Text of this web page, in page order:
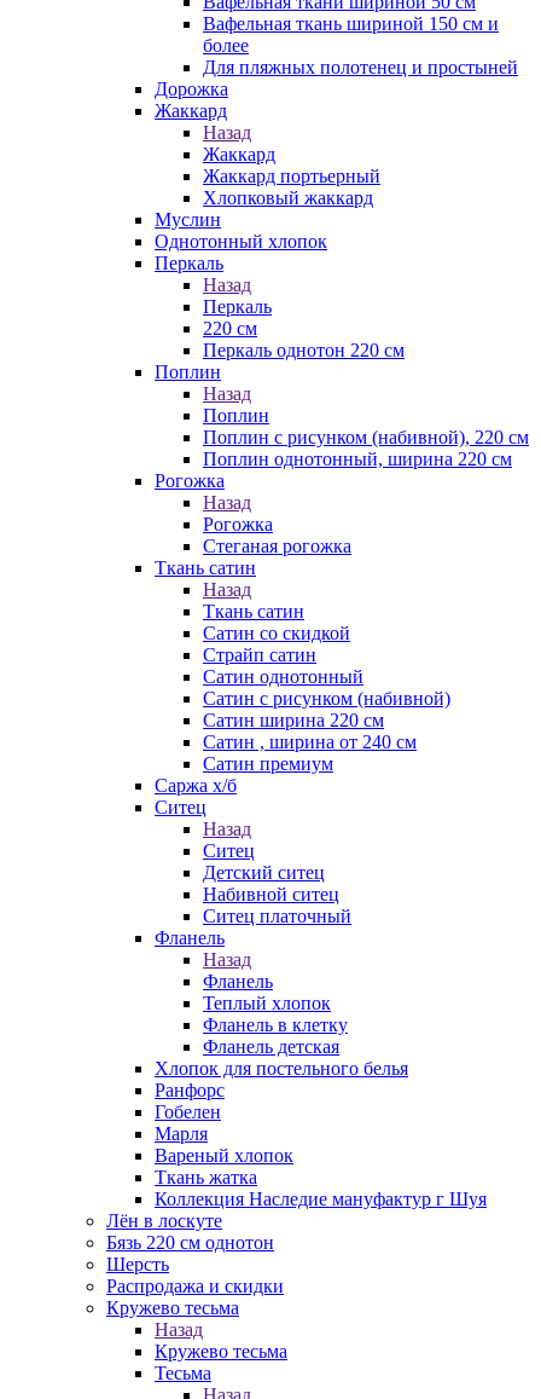
Вафельная ткань шириной 150 см и
более
Для пляжных полотенец и простыней
Дорожка
Жаккард
Назад
Жаккард
Жаккард портьерный
Хлопковый жаккард
Муслин
Однотонный хлопок
Перкаль
Назад
Перкаль
220 см
Перкаль однотон 220 см
Поплин
Назад
Поплин
Поплин с рисунком (набивной), 220 см
Поплин однотонный, ширина 220 см
Рогожка
Назад
Рогожка
Стеганая рогожка
Ткань сатин
Назад
Ткань сатин
Сатин со скидкой
Страйп сатин
Сатин однотонный
Сатин с рисунком (набивной)
Сатин ширина 220 см
Сатин , ширина от 240 см
Сатин премиум
Саржа х/б
Ситец
Назад
Ситец
Детский ситец
Набивной ситец
Ситец платочный
Фланель
Назад
Фланель
Теплый хлопок
Фланель в клетку
Фланель детская
Хлопок для постельного белья
Ранфорс
Гобелен
Марля
Вареный хлопок
Ткань жатка
Коллекция Наследие мануфактур г Шуя
Лён в лоскуте
Бязь 220 см однотон
Шерсть
Распродажа и скидки
Кружево тесьма
Назад
Кружево тесьма
Тесьма
Назад